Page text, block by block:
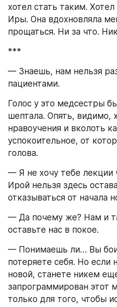
хотел стать таким.
Иры. Она вдохновляла
прощаться. Ни за что.
***
— Знаешь, нам нельзя
пациентами.
Голос у это медсестры
шептала. Опять, видимо,
нравоучения и вколоть
успокоительное, от
голова.
— Я не хочу тебе лекции
Ирой нельзя здесь
отказываться от начала
— Да почему же? Нам и
оставьте нас в покое.
— Понимаешь ли… Вы
потеряете себя. Но если
новой, станете никем
запрограммирован этот
только для того, чтобы